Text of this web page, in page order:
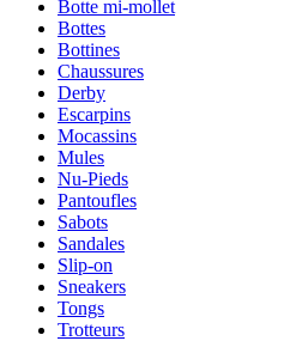
Botte mi-mollet
Bottes
Bottines
Chaussures
Derby
Escarpins
Mocassins
Mules
Nu-Pieds
Pantoufles
Sabots
Sandales
Slip-on
Sneakers
Tongs
Trotteurs